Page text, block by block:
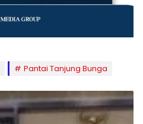
Pantai Tanjung Bunga